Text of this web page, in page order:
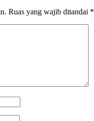
Ruas yang wajib ditandai *